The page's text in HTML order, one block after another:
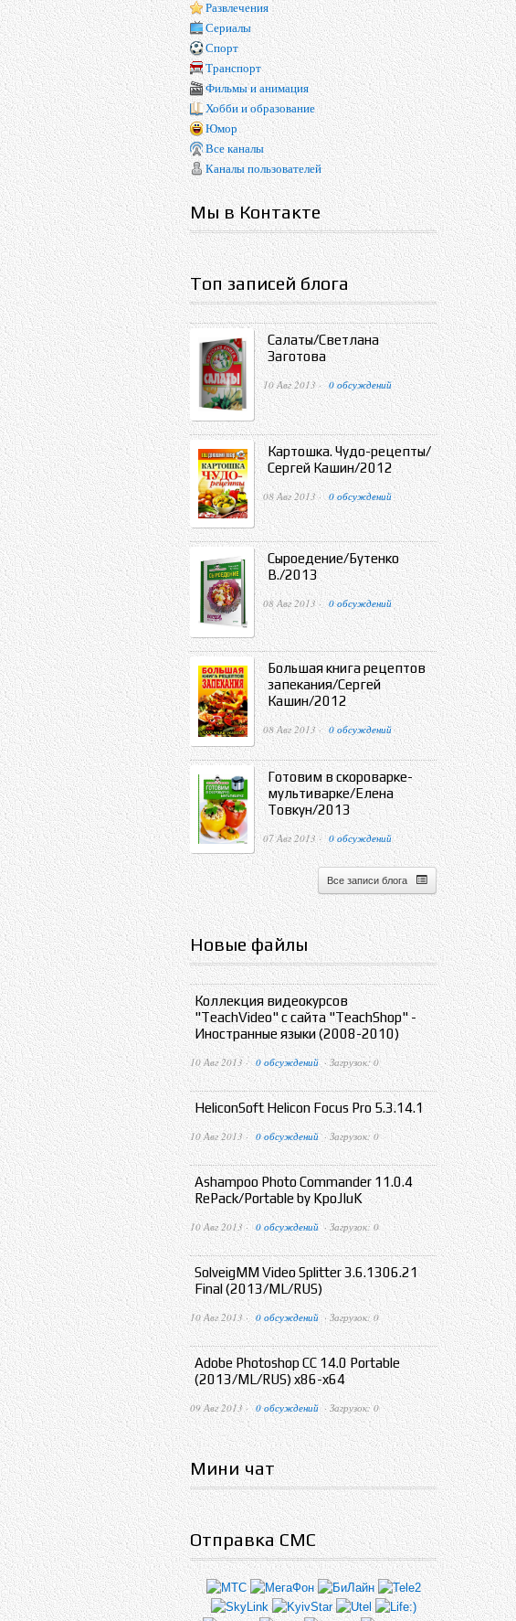
Развлечения
Сериалы
Спорт
Транспорт
Фильмы и анимация
Хобби и образование
Юмор
Все каналы
Каналы пользователей
Мы в Контакте
Топ записей блога
Салаты/Светлана
Заготова
10 Авг 2013 · 0 обсуждений
Картошка. Чудо-рецепты/
Сергей Кашин/2012
08 Авг 2013 · 0 обсуждений
Сыроедение/Бутенко
В./2013
08 Авг 2013 · 0 обсуждений
Большая книга рецептов
запекания/Сергей
Кашин/2012
08 Авг 2013 · 0 обсуждений
Готовим в скороварке-
мультиварке/Елена
Товкун/2013
07 Авг 2013 · 0 обсуждений
Все записи блога
Новые файлы
Коллекция видеокурсов
"TeachVideo" с сайта "TeachShop" -
Иностранные языки (2008-2010)
10 Авг 2013 · 0 обсуждений · Загрузок: 0
HeliconSoft Helicon Focus Pro 5.3.14.1
10 Авг 2013 · 0 обсуждений · Загрузок: 0
Ashampoo Photo Commander 11.0.4
RePack/Portable by KpoJIuK
10 Авг 2013 · 0 обсуждений · Загрузок: 0
SolveigMM Video Splitter 3.6.1306.21
Final (2013/ML/RUS)
10 Авг 2013 · 0 обсуждений · Загрузок: 0
Adobe Photoshop CC 14.0 Portable
(2013/ML/RUS) x86-x64
09 Авг 2013 · 0 обсуждений · Загрузок: 0
Мини чат
Отправка СМС